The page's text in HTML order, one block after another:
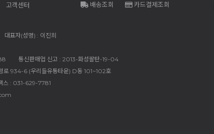
고객센터
배송조회 카드결제조회
대표자(성명) : 이진희
통신판매업 신고 : 2013-화성팔탄-19-04
로 934-6 (우리들유통타운) D동 101~102호
스 : 031-629-7781